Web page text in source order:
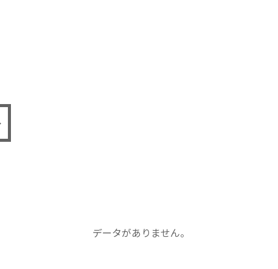
データがありません。